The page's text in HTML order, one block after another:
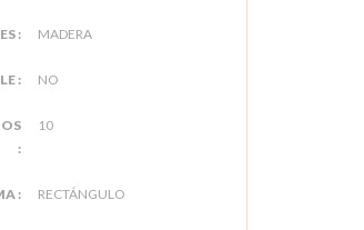
: MADERA
: NO
:
10
: RECTÁNGULO